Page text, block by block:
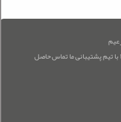
می توانید هر روز از ساعت ۸:۳۰ تا ۲۱:۰۰ با تیم پشتیبانی ما تماس حاصل